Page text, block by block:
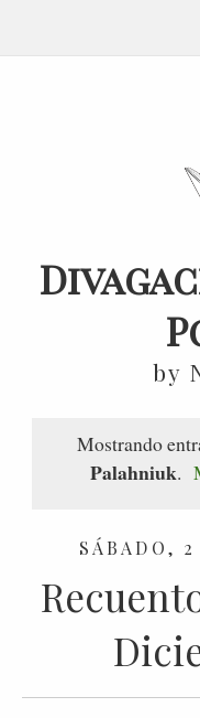
by
Mostrando
Palahniuk.
SÁBADO,